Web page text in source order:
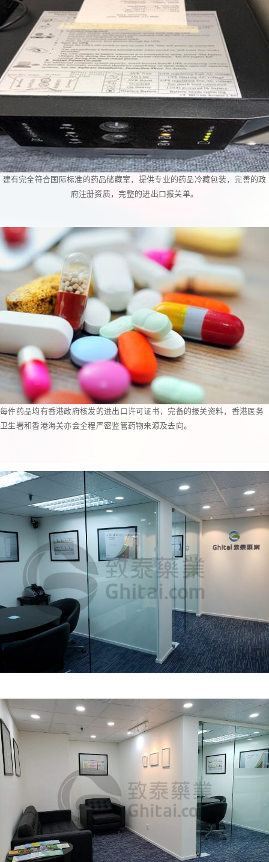
建有完全符合国际标准的药品储藏室，提供专业的药品冷藏包装，完善的政
府注册资质，完整的进出口报关单。
每件药品均有香港政府核发的进出口许可证书，完备的报关资料，香港医务
卫生署和香港海关亦会全程严密监管药物来源及去向。